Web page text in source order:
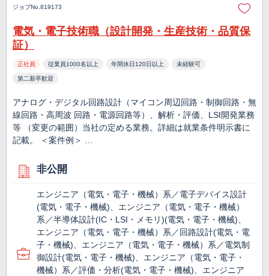
ジョブNo.819173
電気・電子技術職（設計開発・生産技術・品質保
証）
正社員 従業員1000名以上 年間休日120日以上 未経験可
第二新卒歓迎
アナログ・デジタル回路設計（マイコン周辺回路・制御回路・無
線回路・高周波 回路・電源回路等）、解析・評価、LSI開発業務
等 （変更の範囲）当社の定める業務。詳細は就業条件明示書に
記載。 ＜案件例＞ …
非公開
エンジニア（電気・電子・機械）系／電子デバイス設計
(電気・電子・機械)、エンジニア（電気・電子・機械）
系／半導体設計(IC・LSI・メモリ)(電気・電子・機械)、
エンジニア（電気・電子・機械）系／回路設計(電気・電
子・機械)、エンジニア（電気・電子・機械）系／電気制
御設計(電気・電子・機械)、エンジニア（電気・電子・
機械）系／評価・分析(電気・電子・機械)、エンジニア